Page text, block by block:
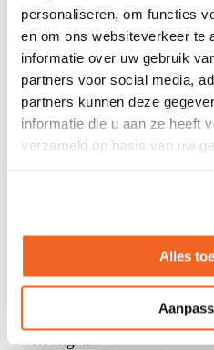
personaliseren, om functies
en om ons websiteverkeer te
informatie over uw gebruik
partners voor social media,
partners kunnen deze
informatie die u aan ze heeft
verzameld op basis van uw
Alles
Leveringin België
ProfessioneleBezorg- en
- Vaste hoogte - Melamine
Kleuren
- Kleur blad: licht eiken -
Kleur onderstel: zilvergrijs